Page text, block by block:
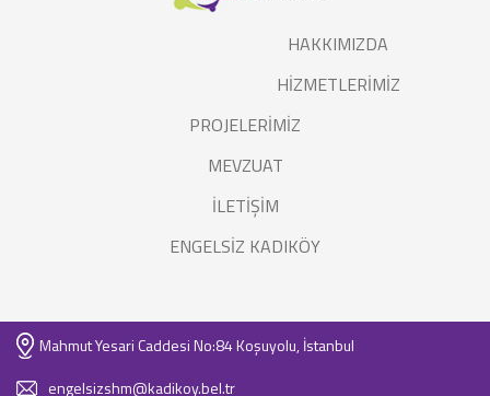
HAKKIMIZDA
HİZMETLERİMİZ
PROJELERİMİZ
MEVZUAT
İLETİŞİM
ENGELSİZ KADIKÖY
Mahmut Yesari Caddesi No:84 Koşuyolu, İstanbul
engelsizshm@kadikoy.bel.tr